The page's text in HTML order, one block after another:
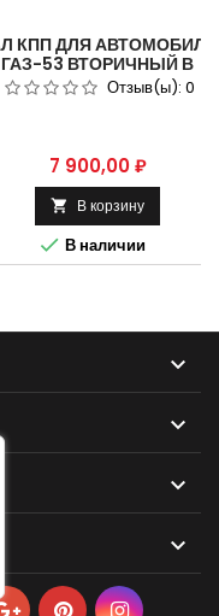
КПП ДЛЯ АВТОМОБИЛЯ
ГАЗ-53 ВТОРИЧНЫЙ В
СБОРЕ 53-12-1701100
Отзыв(ы): 0
Цена
7 900,00 ₽
 В корзину
 В наличии



